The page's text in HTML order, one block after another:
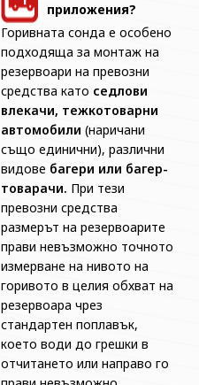
приложения?
Горивната сонда е особено
подходяща за монтаж на
резервоари на превозни
средства като седлови
влекачи, тежкотоварни
автомобили (наричани
също единични), различни
видове багери или багер-
товарачи. При тези
превозни средства
размерът на резервоарите
прави невъзможно точното
измерване на нивото на
горивото в целия обхват на
резервоара чрез
стандартен поплавък,
което води до грешки в
отчитането или направо го